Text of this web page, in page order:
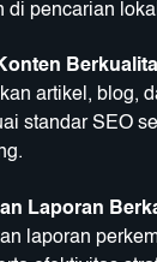
di pencarian
artikel, blog,
standar SEO
Laporan
laporan